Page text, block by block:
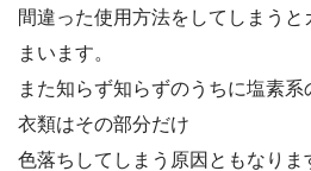
間違った使用方法をしてしまう
まいます。
また知らず知らずのうちに塩素
衣類はその部分だけ
色落ちしてしまう原因ともなりま